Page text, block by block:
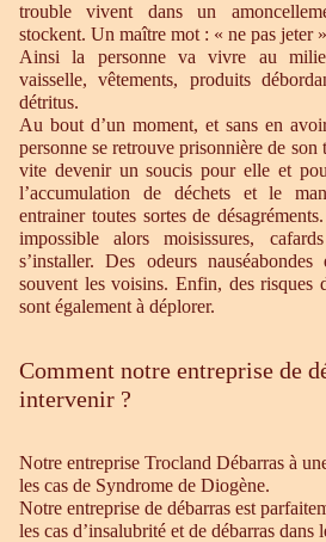
trouble vivent dans un
stockent. Un maître mot : « ne pas jeter
Ainsi la personne va vivre au
vaisselle, vêtements, produits
détritus.
Au bout d’un moment, et sans en
personne se retrouve prisonnière de
vite devenir un soucis pour elle et
l’accumulation de déchets et le
entrainer toutes sortes de
impossible alors moisissures,
s’installer. Des odeurs
souvent les voisins. Enfin, des risques
sont également à déplorer.
Comment notre entreprise de
intervenir ?
Notre entreprise Trocland Débarras à
les cas de Syndrome de Diogène.
Notre entreprise de débarras est
les cas d’insalubrité et de débarras dans